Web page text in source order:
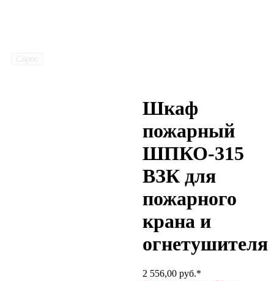
Шкаф
пожарный
ШПКО-315
ВЗК для
пожарного
крана и
огнетушителя
2 556,00 руб.*